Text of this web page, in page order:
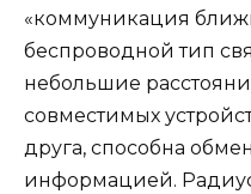
«коммуникация
беспроводной тип
небольшие
совместимых
друга, способна
информацией.